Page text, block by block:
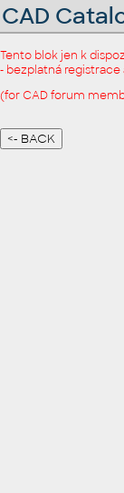
CAD
Tento blok jen k
- bezplatná registrace
(for CAD forum